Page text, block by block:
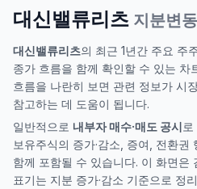
대신밸류리츠 지분변
대신밸류리츠의 최근 1년간 주요 주
종가 흐름을 함께 확인할 수 있는 차
흐름을 나란히 보면 관련 정보가 시
참고하는 데 도움이 됩니다.
일반적으로 내부자 매수·매도 공시
보유주식의 증가·감소, 증여, 전환
함께 포함될 수 있습니다. 이 화면은
표기는 지분 증가·감소 기준으로 정